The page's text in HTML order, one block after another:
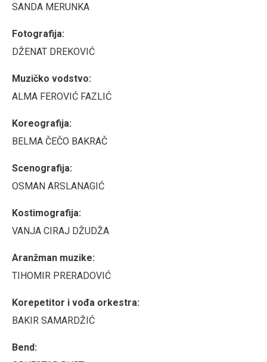
SANDA MERUNKA
Fotografija:
DŽENAT DREKOVIĆ
Muzičko vodstvo:
ALMA FEROVIĆ FAZLIĆ
Koreografija:
BELMA ČEČO BAKRAČ
Scenografija:
OSMAN ARSLANAGIĆ
Kostimografija:
VANJA CIRAJ DŽUDŽA
Aranžman muzike:
TIHOMIR PRERADOVIĆ
Korepetitor i vođa orkestra:
BAKIR SAMARDŽIĆ
Bend: